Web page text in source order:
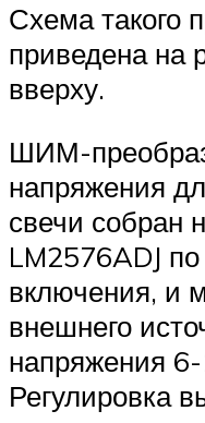
Схема такого
приведена на
вверху.
ШИМ-
напряжения
свечи собран
LM2576ADJ
включения, и
внешнего
напряжения
Регулировка